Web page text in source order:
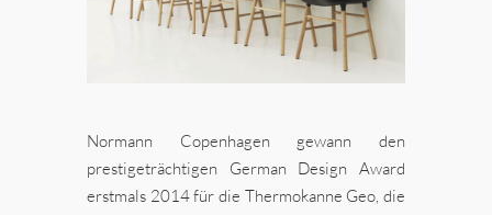
Normann Copenhagen gewann den
prestigeträchtigen German Design Award
erstmals 2014 für die Thermokanne Geo, die